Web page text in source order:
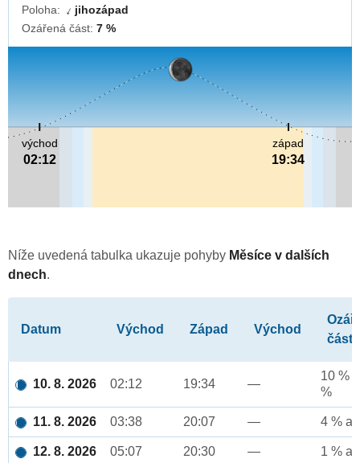
Poloha: ↓ jihozápad
Ozářená část: 7 %
východ
02:12
západ
19:34
Níže uvedená tabulka ukazuje pohyby Měsíce v dalších
dnech.
Datum Východ Západ Východ
část
10. 8. 2026 02:12 19:34 —
10 %
%
11. 8. 2026 03:38 20:07 — 4 %
12. 8. 2026 05:07 20:30 — 1 %